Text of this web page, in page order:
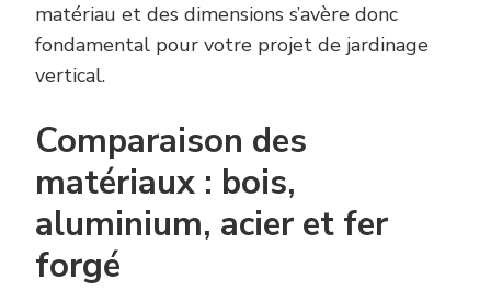
matériau et des dimensions s’avère donc
fondamental pour votre projet de jardinage
vertical.
Comparaison des
matériaux : bois,
aluminium, acier et fer
forgé